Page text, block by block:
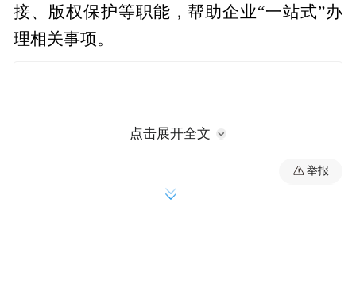
接、版权保护等职能，帮助企业“一站式”办
理相关事项。
点击展开全文
举报